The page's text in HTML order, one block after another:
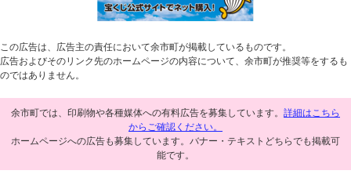
この広告は、広告主の責任において余市町が掲載しているものです。
広告およびそのリンク先のホームページの内容について、余市町が推奨等をするも
のではありません。
余市町では、印刷物や各種媒体への有料広告を募集しています。 詳細はこちら
からご確認ください。
ホームページへの広告も募集しています。バナー・テキストどちらでも掲載可
能です。